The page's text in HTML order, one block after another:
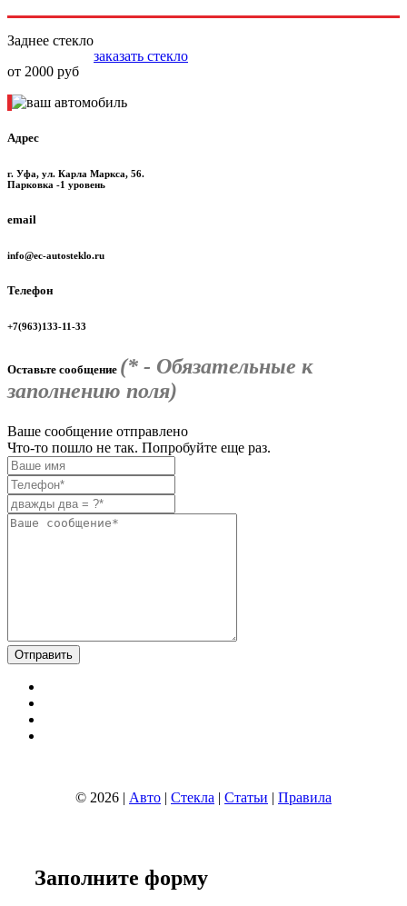
Заднее стекло
от 2000 руб
заказать стекло
Адрес
г. Уфа, ул. Карла Маркса, 56.
Парковка -1 уровень
email
info@ec-autosteklo.ru
Телефон
+7(963)133-11-33
Оставьте сообщение (* - Обязательные к
заполнению поля)
Ваше сообщение отправлено
Что-то пошло не так. Попробуйте еще раз.
© 2026 | Авто | Стекла | Статьи | Правила
Заполните форму